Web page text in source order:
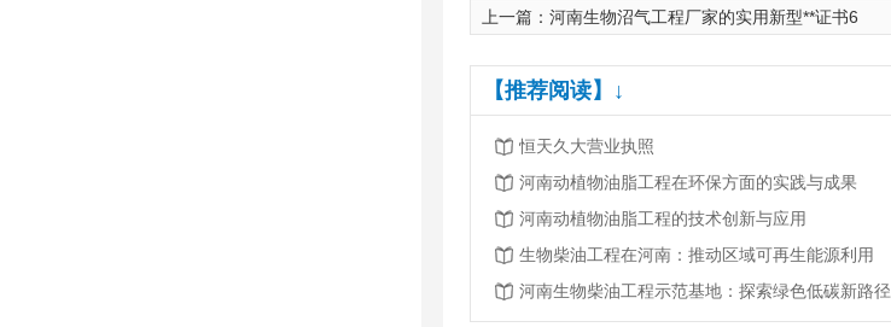
上一篇： 河南生物沼气工程厂家的实用新型**证书6
【推荐阅读】↓
恒天久大营业执照
河南动植物油脂工程在环保方面的实践与成果
河南动植物油脂工程的技术创新与应用
生物柴油工程在河南：推动区域可再生能源利用
河南生物柴油工程示范基地：探索绿色低碳新路径